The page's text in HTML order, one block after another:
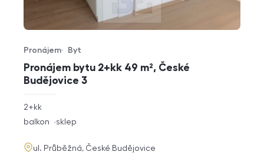
Pronájem bytu 2+kk 49 m², České
Budějovice 3
Typ nabídky
Pronájem
Typ nemovitosti
Byt
rozměry
dispozice
2+kk
funkce
balkon sklep
adresa
ul. Průběžná, České Budějovice